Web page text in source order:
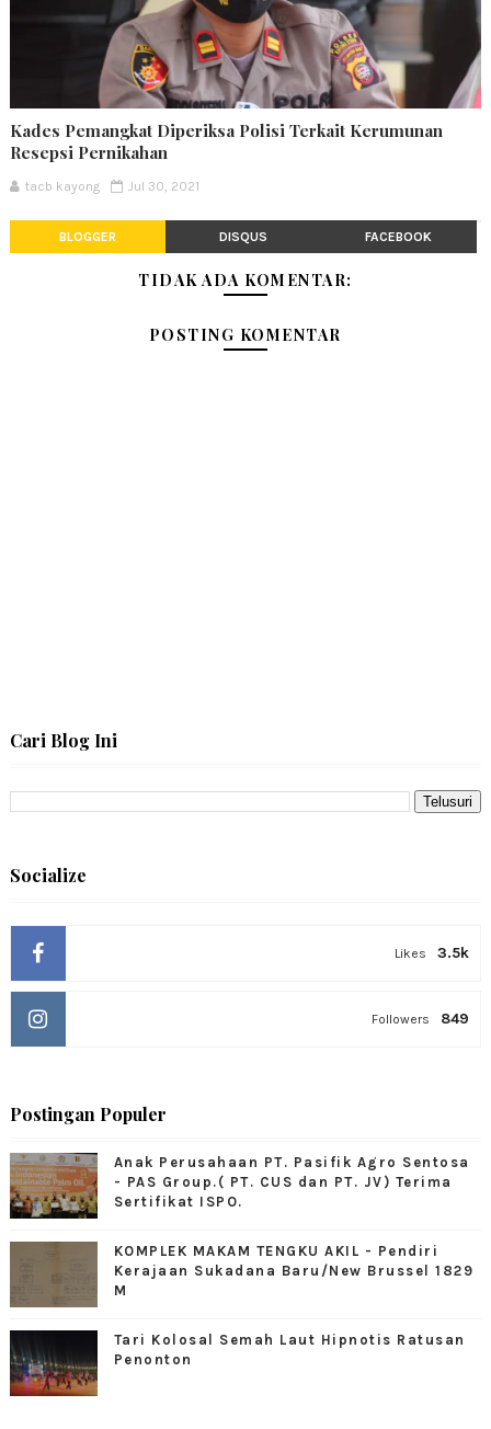
Kades Pemangkat Diperiksa Polisi Terkait Kerumunan
Resepsi Pernikahan
tacb kayong Jul 30, 2021
BLOGGER DISQUS FACEBOOK
TIDAK ADA KOMENTAR:
POSTING KOMENTAR
Cari Blog Ini
Socialize
3.5k
Likes
849
Followers
Postingan Populer
Anak Perusahaan PT. Pasifik Agro Sentosa
- PAS Group.( PT. CUS dan PT. JV) Terima
Sertifikat ISPO.
KOMPLEK MAKAM TENGKU AKIL - Pendiri
Kerajaan Sukadana Baru/New Brussel 1829
M
Tari Kolosal Semah Laut Hipnotis Ratusan
Penonton